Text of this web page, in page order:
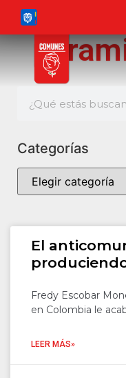
Categorías
El
Fredy Escobar
en Colombia le
LEER MÁS»